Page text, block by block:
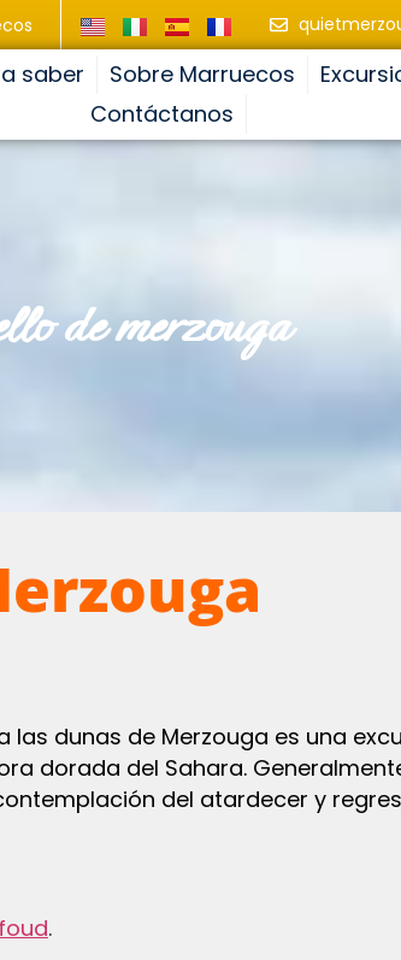
saber Sobre Marruecos
Contáctanos
de merzouga
dunas de Merzouga es una
dorada del Sahara.
del atardecer y
.